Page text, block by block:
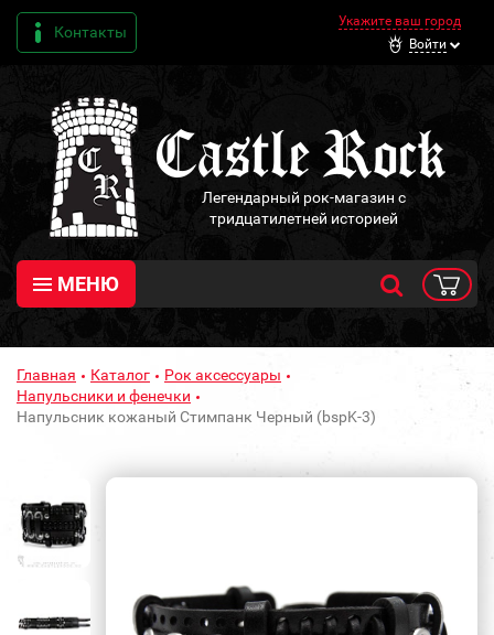
Контакты
Укажите ваш город
Войти
Легендарный рок-магазин с
тридцатилетней историей
МЕНЮ
Главная Каталог
Рок аксессуары
Напульсники и фенечки
Напульсник кожаный Стимпанк Черный (bspK-3)